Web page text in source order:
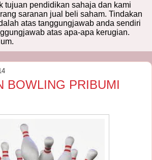
tujuan pendidikan sahaja dan kami
saranan jual beli saham. Tindakan
atas tanggungjawab anda sendiri
atas apa-apa kerugian.
BOWLING PRIBUMI